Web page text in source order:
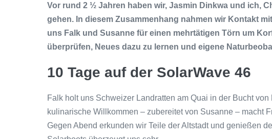
Vor rund 2 ½ Jahren haben wir, Jasmin Dinkwa und ich,
gehen. In diesem Zusammenhang nahmen wir Kontakt mit
uns Falk und Susanne für einen mehrtätigen Törn um
überprüfen, Neues dazu zu lernen und eigene
10 Tage auf der SolarWave 46
Falk holt uns Schweizer Landratten am Quai in der Bucht
kulinarische Willkommen – zubereitet von Susanne – macht
Gegen Abend erkunden wir Teile der Altstadt und genießen